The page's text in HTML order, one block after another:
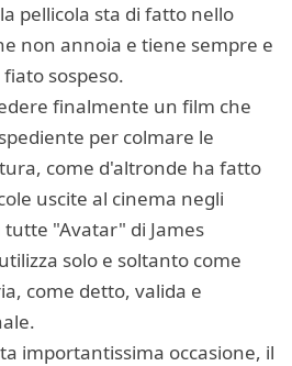
pellicola sta di fatto nello
non annoia e tiene sempre e
sospeso.
finalmente un film che
per colmare le
come d'altronde ha fatto
uscite al cinema negli
"Avatar" di James
solo e soltanto come
come detto, valida e
importantissima occasione, il